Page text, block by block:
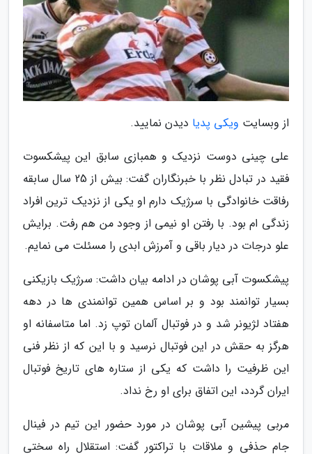
از وبسایت ویکی پدیا دیدن نمایید.
علی چینی دوست نزدیک و همبازی سابق این پیشکسوت
فقید در تبادل نظر با خبرنگاران گفت: بیش از 25 سال سابقه
رفاقت خانوادگی با سرژیک دارم او یکی از نزدیک ترین افراد
زندگی ام بود. با رفتن او نیمی از وجود من هم رفت. برایش
علو درجات در دیار باقی و آمرزش ابدی را مسئلت می نمایم.
پیشکسوت آبی پوشان در ادامه بیان داشت: سرژیک بازیکنی
بسیار توانمند بود و بر اساس همین توانمندی ها در دهه
هفتاد لژیونر شد و در فوتبال آلمان توپ زد. اما متاسفانه او
هرگز به حقش در این فوتبال نرسید و با این که از نظر فنی
این ظرفیت را داشت که یکی از ستاره های تاریخ فوتبال
ایران گردد، این اتفاق برای او رخ نداد.
مربی پیشین آبی پوشان در مورد حضور این تیم در فینال
جام حذفی و ملاقات با تراکتور گفت: استقلال راه سختی